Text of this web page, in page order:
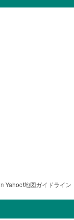
Yahoo!地図ガイドライン